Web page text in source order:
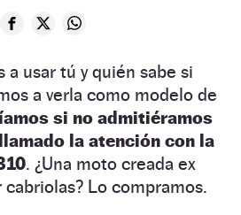
a usar tú y quién sabe si
a verla como modelo de
si no admitiéramos
la atención con la
. ¿Una moto creada ex
Lo compramos.